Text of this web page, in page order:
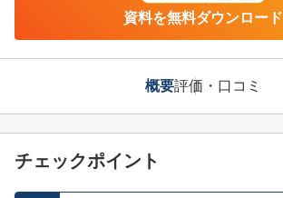
資料を無料ダウンロード
概要評価・口コミ
チェックポイント